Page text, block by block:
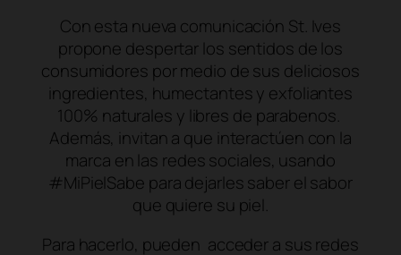
Con esta nueva comunicación St. Ives
propone despertar los sentidos de los
consumidores por medio de sus deliciosos
ingredientes, humectantes y exfoliantes
100% naturales y libres de parabenos.
Además, invitan a que interactúen con la
marca en las redes sociales, usando
#MiPielSabe para dejarles saber el sabor
que quiere su piel.
Para hacerlo, pueden acceder a sus redes